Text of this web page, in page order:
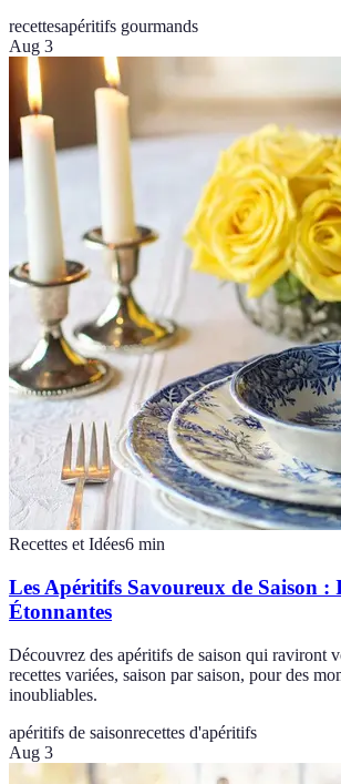
recettesapéritifs gourmands
Aug 3
Recettes et Idées6 min
Les Apéritifs Savoureux de Saison :
Étonnantes
Découvrez des apéritifs de saison qui raviront
recettes variées, saison par saison, pour des
inoubliables.
apéritifs de saisonrecettes d'apéritifs
Aug 3